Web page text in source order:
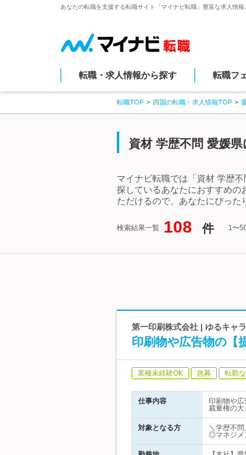
あなたの転職を支援する転職サイト「マイナビ転職」豊富な求人情
転職・求人情報から探す 転職フ
転職TOP 四国の転職・求人情報TOP
資材 学歴不問 愛媛
マイナビ転職では「資材 学歴
探しているあなたにおすすめの
ただけるので、あなたにぴった
検索結果一覧 108 件 1〜
第一印刷株式会社 | ゆるキャ
印刷物や広告物の
業種未経験OK 急募 転勤
仕事内容
印刷物や
裁量権の大
対象となる方
＼学歴不
◎マネジメ